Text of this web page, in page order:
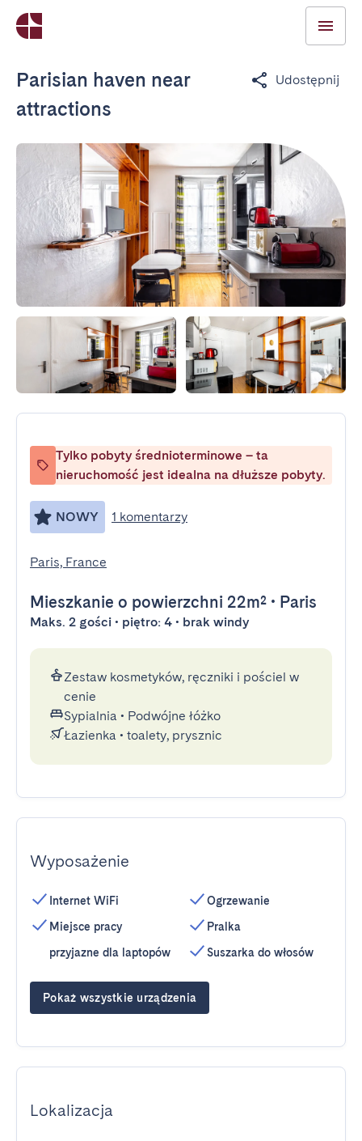
Parisian haven near
attractions
Udostępnij
Tylko pobyty średnioterminowe – ta
nieruchomość jest idealna na dłuższe pobyty.
NOWY 1 komentarzy
Paris, France
Mieszkanie o powierzchni 22m² • Paris
Maks. 2 gości • piętro: 4 • brak windy
Zestaw kosmetyków, ręczniki i pościel w
cenie
Sypialnia • Podwójne łóżko
Łazienka • toalety, prysznic
Wyposażenie
Internet WiFi
Miejsce pracy
przyjazne dla laptopów
Ogrzewanie
Pralka
Suszarka do włosów
Pokaż wszystkie urządzenia
Lokalizacja